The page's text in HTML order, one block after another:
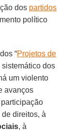
dos partidos
político
“Projetos de
sistemático dos
um violento
avanços
direitos, à
, à